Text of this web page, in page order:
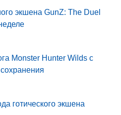
экшена GunZ: The Duel
Monster Hunter Wilds с
готического экшена